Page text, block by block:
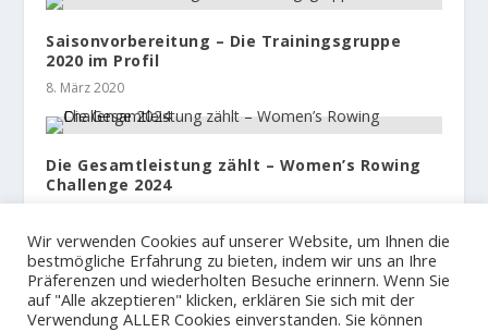
Saisonvorbereitung – Die Trainingsgruppe
2020 im Profil
8. März 2020
Die Gesamtleistung zählt – Women’s Rowing
Challenge 2024
Wir verwenden Cookies auf unserer Website, um Ihnen die
bestmögliche Erfahrung zu bieten, indem wir uns an Ihre
Präferenzen und wiederholten Besuche erinnern. Wenn Sie
auf "Alle akzeptieren" klicken, erklären Sie sich mit der
Verwendung ALLER Cookies einverstanden. Sie können